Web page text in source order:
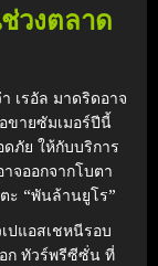
วงตลาด
เรอัล มาดริดอาจ
ขายซัมเมอร์ปีนี้
ภัย ให้กับบริการ
จออกจากโบตา
“พันล้านยูโร”
ปแอสเชหนีรอบ
ก ทัวร์พรีซีซั่น ที่